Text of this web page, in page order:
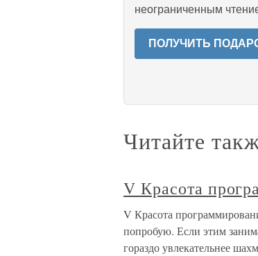
неограниченным
ПОЛУЧИТЬ
Читайте
V Красота
V Красота
попробую. Если этим
гораздо увлекательнее